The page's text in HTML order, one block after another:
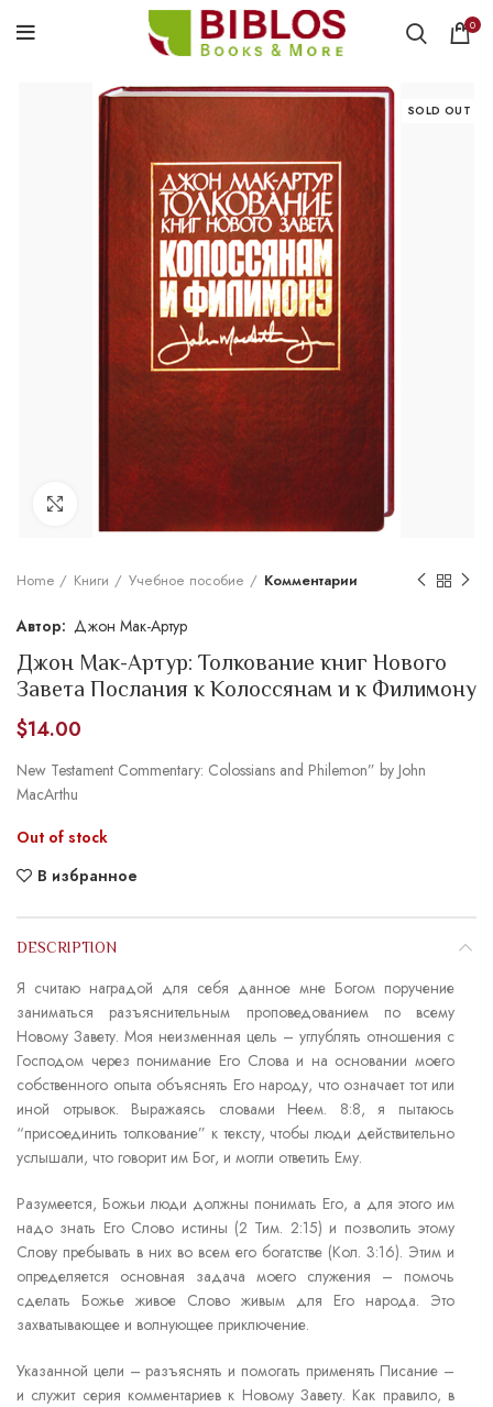
0
SOLD OUT
Увеличить
Home Книги Учебное пособие Комментарии
Джон Мак-Артур
Джон Мак-Артур: Толкование книг Нового
Завета Послания к Колоссянам и к Филимону
$14.00
New Testament Commentary: Colossians and Philemon” by John
MacArthu
Out of stock
В избранное
DESCRIPTION
Я считаю наградой для себя данное мне Богом поручение
заниматься разъяснительным проповедованием по всему
Новому Завету. Моя неизменная цель – углублять отношения с
Господом через понимание Его Слова и на основании моего
собственного опыта объяснять Его народу, что означает тот или
иной отрывок. Выражаясь словами Неем. 8:8, я пытаюсь
“присоединить толкование” к тексту, чтобы люди действительно
услышали, что говорит им Бог, и могли ответить Ему.
Разумеется, Божьи люди должны понимать Его, а для этого им
надо знать Его Слово истины (2 Тим. 2:15) и позволить этому
Слову пребывать в них во всем его богатстве (Кол. 3:16). Этим и
определяется основная задача моего служения – помочь
сделать Божье живое Слово живым для Его народа. Это
захватывающее и волнующее приключение.
Указанной цели – разъяснять и помогать применять Писание –
и служит серия комментариев к Новому Завету. Как правило, в